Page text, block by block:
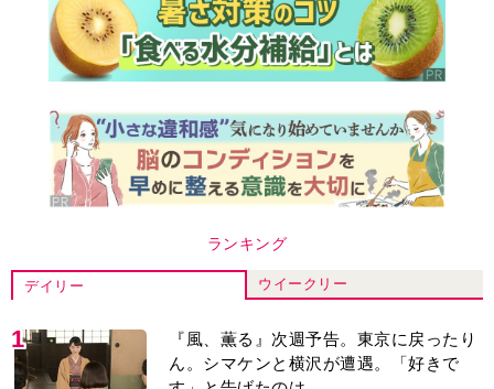
ランキング
デイリー ウイークリー
1
『風、薫る』次週予告。東京に戻ったり
ん。シマケンと横沢が遭遇。「好きで